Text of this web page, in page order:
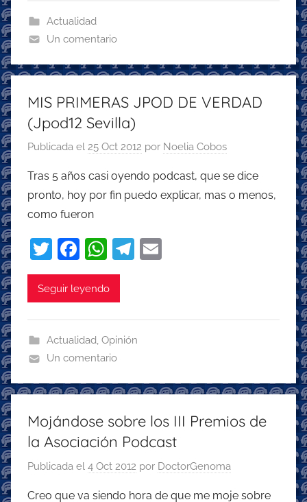
b
o
o
k
p
p
Actualidad
Un comentario
MIS PRIMERAS JPOD DE VERDAD
(Jpod12 Sevilla)
Publicada el 25 Oct 2012 por Noelia Cobos
Tras 5 años casi oyendo podcast, que se dice
pronto, hoy por fin puedo explicar, mas o menos,
como fueron
T
w
itt
F
a
c
b
o
o
k
W
h
at
A
p
p
T
a
Seguir leyendo
Actualidad, Opinión
Un comentario
Mojándose sobre los III Premios de
la Asociación Podcast
Publicada el 4 Oct 2012 por DoctorGenoma
Creo que va siendo hora de que me moje sobre